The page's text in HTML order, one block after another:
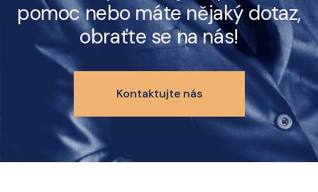
pomoc nebo máte nějaký dotaz,
obraťte se na nás!
Kontaktujte nás